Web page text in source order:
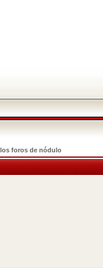
foros de nódulo